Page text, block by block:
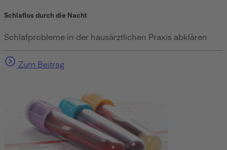
Schlaflos durch die Nacht
Schlafprobleme in der hausärztlichen Praxis abklären
Zum Beitrag